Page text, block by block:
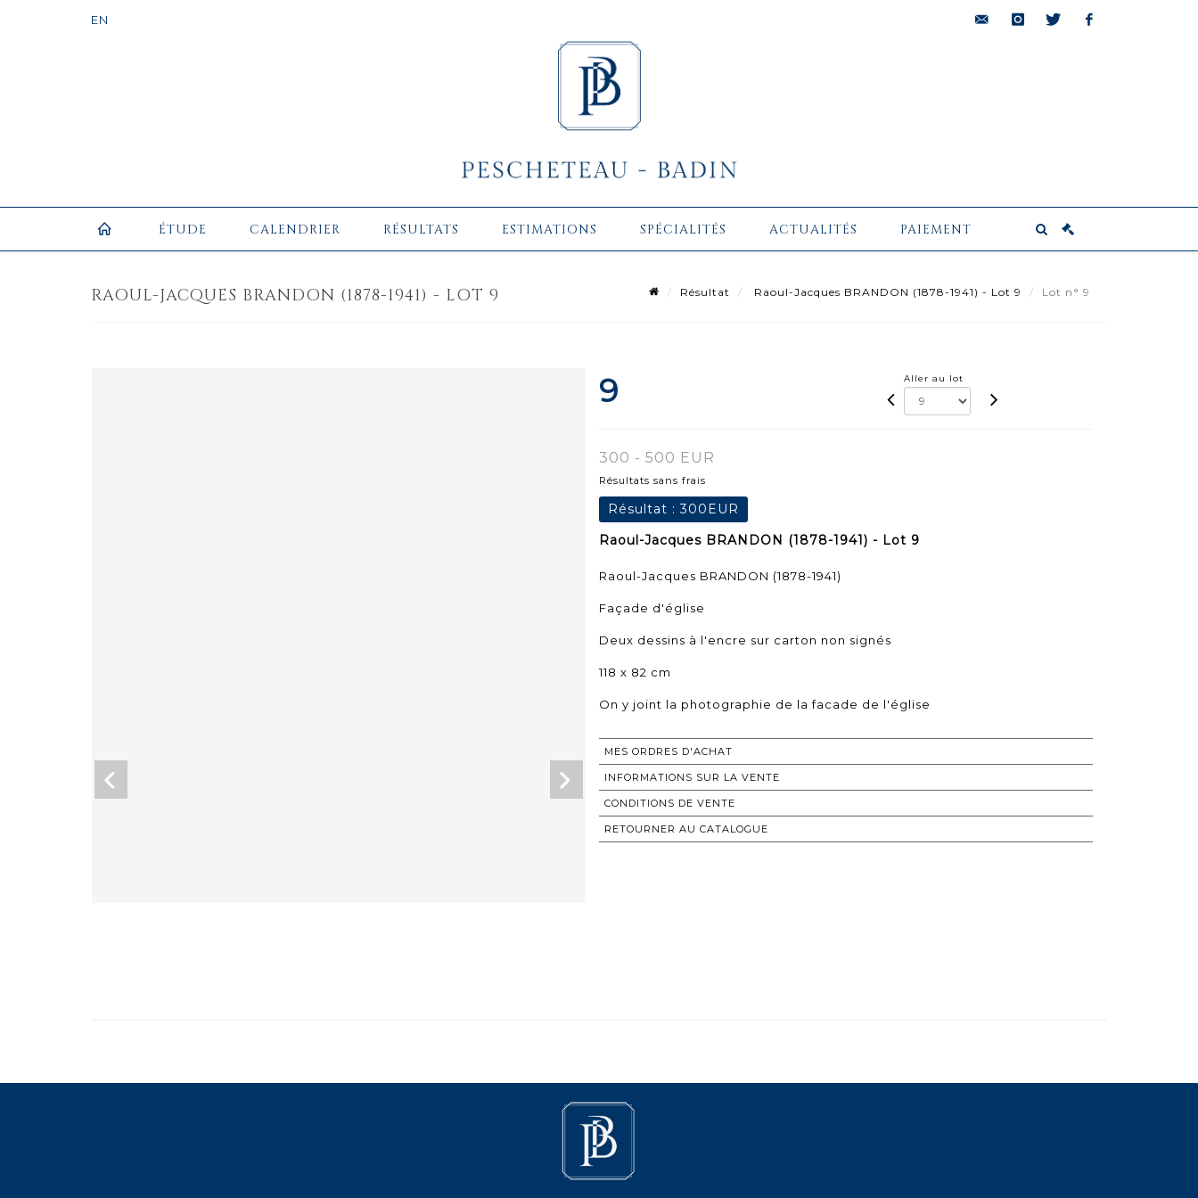
ÉTUDE CALENDRIER RÉSULTATS ESTIMATIONS SPÉCIALITÉS ACTUALITÉS PAIEMENT
RAOUL-JACQUES BRANDON (1878-1941) - LOT 9 Résultat Raoul-Jacques BRANDON (1878-1941) - Lot 9 Lot n° 9
9 Aller au lot
300 - 500 EUR
Résultats sans frais
Résultat :300EUR
Raoul-Jacques BRANDON (1878-1941) - Lot 9
Raoul-Jacques BRANDON (1878-1941)
Façade d'église
Deux dessins à l'encre sur carton non signés
118 x 82 cm
On y joint la photographie de la facade de l'église
MES ORDRES D'ACHAT
INFORMATIONS SUR LA VENTE
CONDITIONS DE VENTE
RETOURNER AU CATALOGUE